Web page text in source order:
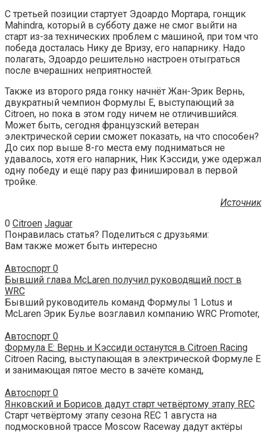
С третьей позиции стартует Эдоардо Мортара, гонщик
Mahindra, который в субботу даже не смог выйти на
старт из-за технических проблем с машиной, при том что
победа досталась Нику де Вризу, его напарнику. Надо
полагать, Эдоардо решительно настроен отыграться
после вчерашних неприятностей.
Также из второго ряда гонку начнёт Жан-Эрик Вернь,
двукратный чемпион Формулы E, выступающий за
Citroen, но пока в этом году ничем не отличившийся.
Может быть, сегодня французский ветеран
электрической серии сможет показать, на что способен?
До сих пор выше 8-го места ему подниматься не
удавалось, хотя его напарник, Ник Кэссиди, уже одержал
одну победу и ещё пару раз финишировал в первой
тройке.
Источник
0 Citroen Jaguar
Понравилась статья? Поделиться с друзьями:
Вам также может быть интересно
Автоспорт 0
Бывший глава McLaren получил руководящий пост в
WRC
Бывший руководитель команд Формулы 1 Lotus и
McLaren Эрик Булье возглавил компанию WRC Promoter,
Автоспорт 0
Формула Е: Вернь и Кэссиди останутся в Citroen Racing
Citroen Racing, выступающая в электрической Формуле Е
и занимающая пятое место в зачёте команд,
Автоспорт 0
Янковский и Борисов дадут старт четвёртому этапу REC
Старт четвёртому этапу сезона REC 1 августа на
подмосковной трассе Moscow Raceway дадут актёры